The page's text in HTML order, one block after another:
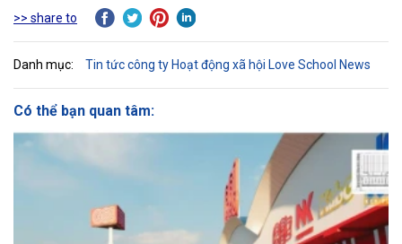
>> share to
Danh mục: Tin tức công ty Hoạt động xã hội Love School News
Có thể bạn quan tâm: